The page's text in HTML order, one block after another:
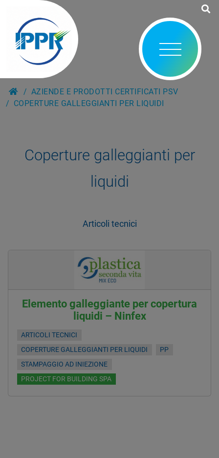
AZIENDE E PRODOTTI CERTIFICATI PSV
COPERTURE GALLEGGIANTI PER LIQUIDI
Coperture galleggianti per
liquidi
Articoli tecnici
Elemento galleggiante per copertura
liquidi – Ninfex
ARTICOLI TECNICI
COPERTURE GALLEGGIANTI PER LIQUIDI
PP
STAMPAGGIO AD INIEZIONE
PROJECT FOR BUILDING SPA